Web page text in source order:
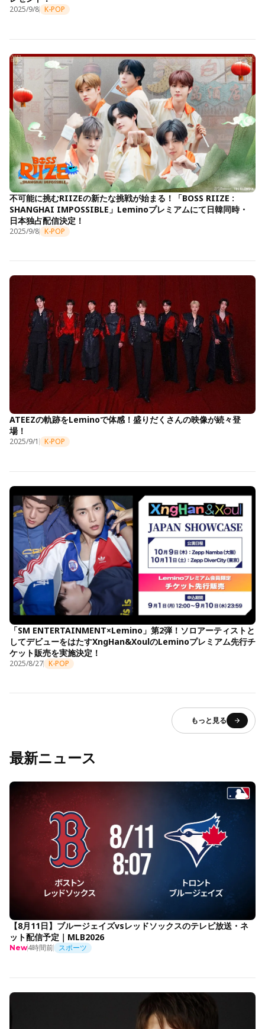
2025/9/8 K-POP
不可能に挑むRIIZEの新たな挑戦が始まる！「BOSS RIIZE :
SHANGHAI IMPOSSIBLE」Leminoプレミアムにて日韓同時・
日本独占配信決定！
2025/9/8 K-POP
ATEEZの軌跡をLeminoで体感！盛りだくさんの映像が続々登
場！
2025/9/1 K-POP
「SM ENTERTAINMENT×Lemino」第2弾！ソロアーティストと
してデビューをはたすXngHan&XoulのLeminoプレミアム先行チ
ケット販売を実施決定！
2025/8/27 K-POP
もっと見る
最新ニュース
【8月11日】ブルージェイズvsレッドソックスのテレビ放送・ネ
ット配信予定｜MLB2026
New4時間前 スポーツ